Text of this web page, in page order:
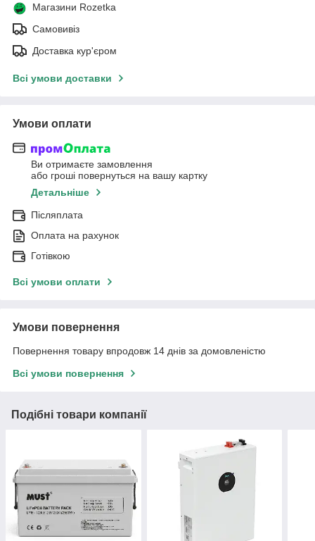
Магазини Rozetka
Самовивіз
Доставка кур'єром
Всі умови доставки
Умови оплати
Ви отримаєте замовлення
або гроші повернуться на вашу картку
Детальніше
Післяплата
Оплата на рахунок
Готівкою
Всі умови оплати
Умови повернення
Повернення товару впродовж 14 днів за домовленістю
Всі умови повернення
Подібні товари компанії